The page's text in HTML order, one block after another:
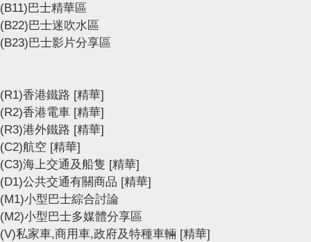
(B11)巴士精華區
(B22)巴士迷吹水區
(B23)巴士影片分享區
(R1)香港鐵路 [精華]
(R2)香港電車 [精華]
(R3)港外鐵路 [精華]
(C2)航空 [精華]
(C3)海上交通及船隻 [精華]
(D1)公共交通有關商品 [精華]
(M1)小型巴士綜合討論
(M2)小型巴士多媒體分享區
(V)私家車,商用車,政府及特種車輛 [精華]